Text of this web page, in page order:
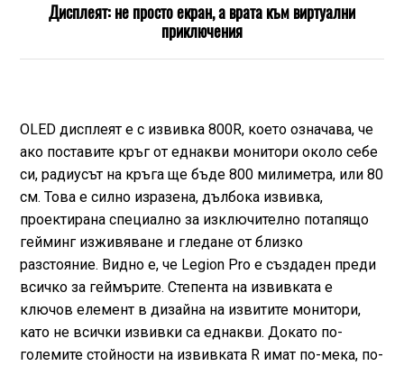
Дисплеят: не просто екран, а врата към виртуални
приключения
OLED дисплеят е с извивка 800R, което означава, че
ако поставите кръг от еднакви монитори около себе
си, радиусът на кръга ще бъде 800 милиметра, или 80
см. Това е силно изразена, дълбока извивка,
проектирана специално за изключително потапящо
гейминг изживяване и гледане от близко
разстояние. Видно е, че Legion Pro е създаден преди
всичко за геймърите. Степента на извивката е
ключов елемент в дизайна на извитите монитори,
като не всички извивки са еднакви. Докато по-
големите стойности на извивката R имат по-мека, по-